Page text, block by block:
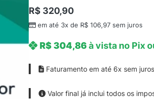
R$ 320,90
em até 3x de R$ 106,97 sem juros
R$304,86à vista no Pix
Faturamento em até 6x sem
Valor final já inclui todos os